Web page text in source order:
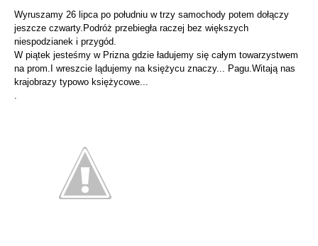
Wyruszamy 26 lipca po południu w trzy samochody potem dołączy
jeszcze czwarty.Podróż przebiegła raczej bez większych
niespodzianek i przygód.
W piątek jesteśmy w Prizna gdzie ładujemy się całym towarzystwem
na prom.I wreszcie lądujemy na księżycu znaczy... Pagu.Witają nas
krajobrazy typowo księżycowe...
.